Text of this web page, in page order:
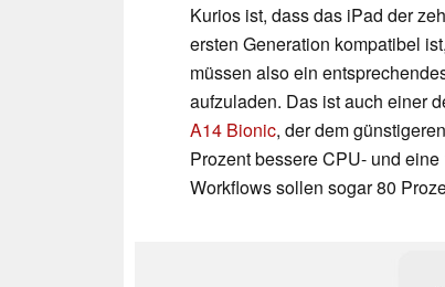
Kurios ist, dass das iPad der
ersten Generation kompatibel
müssen also ein
aufzuladen. Das ist auch einer
A14 Bionic, der dem
Prozent bessere CPU- und
Workflows sollen sogar 80